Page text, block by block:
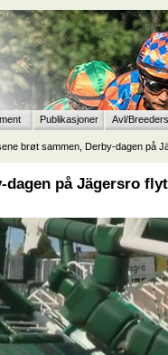
Publikasjoner Avl/Breeders
brøt sammen, Derby-dagen på
dagen på Jägersro